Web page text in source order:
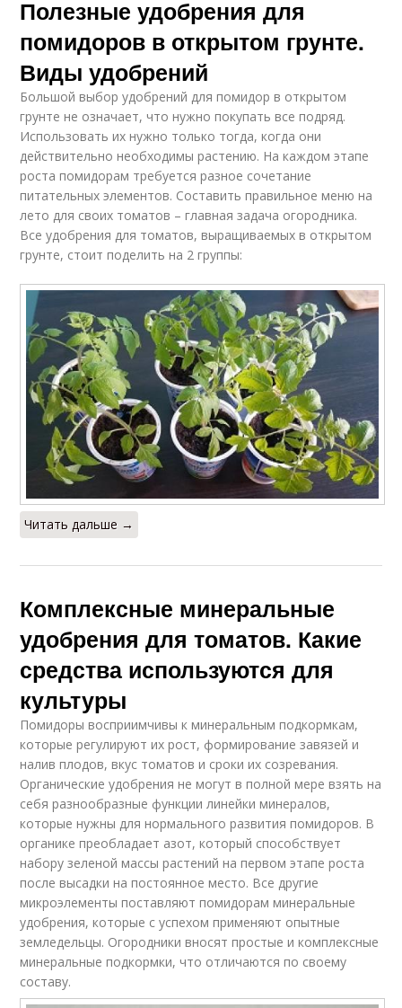
Полезные удобрения для
помидоров в открытом грунте.
Виды удобрений
Большой выбор удобрений для помидор в открытом
грунте не означает, что нужно покупать все подряд.
Использовать их нужно только тогда, когда они
действительно необходимы растению. На каждом этапе
роста помидорам требуется разное сочетание
питательных элементов. Составить правильное меню на
лето для своих томатов – главная задача огородника.
Все удобрения для томатов, выращиваемых в открытом
грунте, стоит поделить на 2 группы:
Читать дальше →
Комплексные минеральные
удобрения для томатов. Какие
средства используются для
культуры
Помидоры восприимчивы к минеральным подкормкам,
которые регулируют их рост, формирование завязей и
налив плодов, вкус томатов и сроки их созревания.
Органические удобрения не могут в полной мере взять на
себя разнообразные функции линейки минералов,
которые нужны для нормального развития помидоров. В
органике преобладает азот, который способствует
набору зеленой массы растений на первом этапе роста
после высадки на постоянное место. Все другие
микроэлементы поставляют помидорам минеральные
удобрения, которые с успехом применяют опытные
земледельцы. Огородники вносят простые и комплексные
минеральные подкормки, что отличаются по своему
составу.